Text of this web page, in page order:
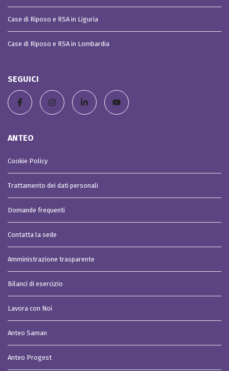
Case di Riposo e RSA in Liguria
Case di Riposo e RSA in Lombardia
SEGUICI
ANTEO
Cookie Policy
Trattamento dei dati personali
Domande frequenti
Contatta la sede
Amministrazione trasparente
Bilanci di esercizio
Lavora con Noi
Anteo Saman
Anteo Progest